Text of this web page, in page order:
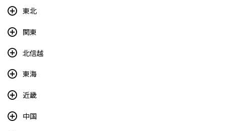
東北
関東
北信越
東海
近畿
中国